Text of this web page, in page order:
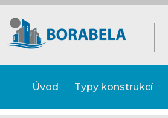
Úvod Typy konstrukcí